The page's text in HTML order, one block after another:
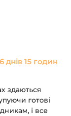
6 днів 15 годин
здаються
готові
і все